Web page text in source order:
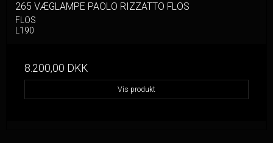
265 VÆGLAMPE PAOLO RIZZATTO FLOS
FLOS
L190
8.200,00 DKK
Vis produkt